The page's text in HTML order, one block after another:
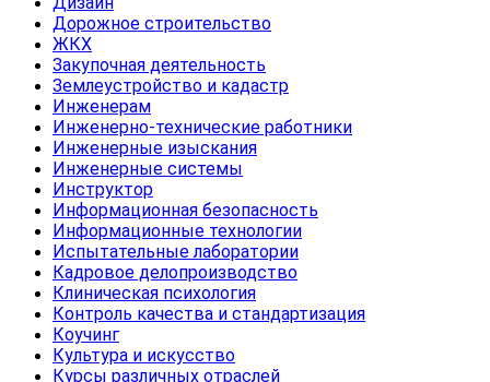
Дорожное строительство
ЖКХ
Закупочная деятельность
Землеустройство и кадастр
Инженерам
Инженерно-технические работники
Инженерные изыскания
Инженерные системы
Инструктор
Информационная безопасность
Информационные технологии
Испытательные лаборатории
Кадровое делопроизводство
Клиническая психология
Контроль качества и стандартизация
Коучинг
Культура и искусство
Курсы различных отраслей